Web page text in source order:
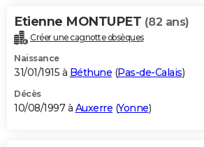
Etienne MONTUPET (82 ans)
Créer une cagnotte obsèques
Naissance
31/01/1915 à Béthune (Pas-de-Calais)
Décès
10/08/1997 à Auxerre (Yonne)